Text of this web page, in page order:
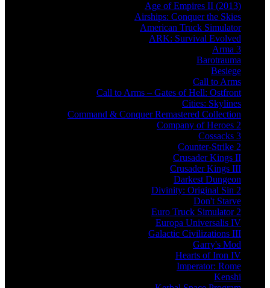
Age of Empires II (2013)
Airships: Conquer the Skies
American Truck Simulator
ARK: Survival Evolved
Arma 3
Barotrauma
Besiege
Call to Arms
Call to Arms – Gates of Hell: Ostfront
Cities: Skylines
Command & Conquer Remastered Collection
Company of Heroes 2
Cossacks 3
Counter-Strike 2
Crusader Kings II
Crusader Kings III
Darkest Dungeon
Divinity: Original Sin 2
Don't Starve
Euro Truck Simulator 2
Europa Universalis IV
Galactic Civilizations III
Garry's Mod
Hearts of Iron IV
Imperator: Rome
Kenshi